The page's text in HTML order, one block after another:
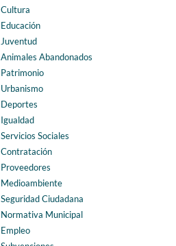
Cultura
Educación
Juventud
Animales Abandonados
Patrimonio
Urbanismo
Deportes
Igualdad
Servicios Sociales
Contratación
Proveedores
Medioambiente
Seguridad Ciudadana
Normativa Municipal
Empleo